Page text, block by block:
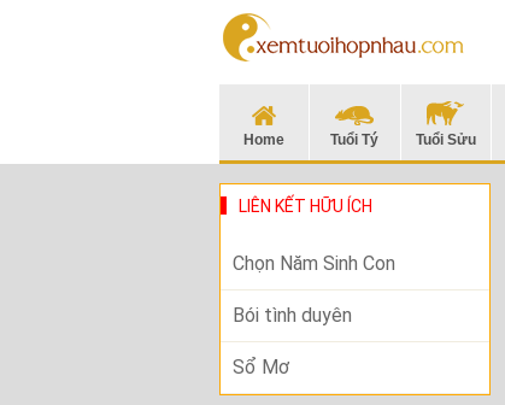
Home Tuổi Tý Tuổi Sửu
LIÊN KẾT HỮU ÍCH
Chọn Năm Sinh Con
Bói tình duyên
Sổ Mơ